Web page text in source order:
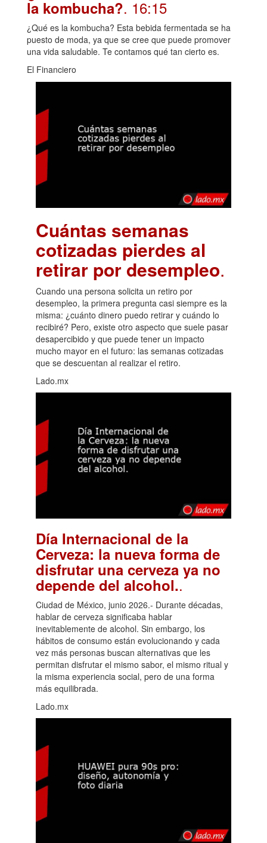
la kombucha?. 16:15
¿Qué es la kombucha? Esta bebida fermentada se ha
puesto de moda, ya que se cree que puede promover
una vida saludable. Te contamos qué tan cierto es.
El Financiero
Cuántas semanas
cotizadas pierdes al
retirar por desempleo.
Cuando una persona solicita un retiro por
desempleo, la primera pregunta casi siempre es la
misma: ¿cuánto dinero puedo retirar y cuándo lo
recibiré? Pero, existe otro aspecto que suele pasar
desapercibido y que puede tener un impacto
mucho mayor en el futuro: las semanas cotizadas
que se descuentan al realizar el retiro.
Lado.mx
Día Internacional de la
Cerveza: la nueva forma de
disfrutar una cerveza ya no
depende del alcohol..
Ciudad de México, junio 2026.- Durante décadas,
hablar de cerveza significaba hablar
inevitablemente de alcohol. Sin embargo, los
hábitos de consumo están evolucionando y cada
vez más personas buscan alternativas que les
permitan disfrutar el mismo sabor, el mismo ritual y
la misma experiencia social, pero de una forma
más equilibrada.
Lado.mx